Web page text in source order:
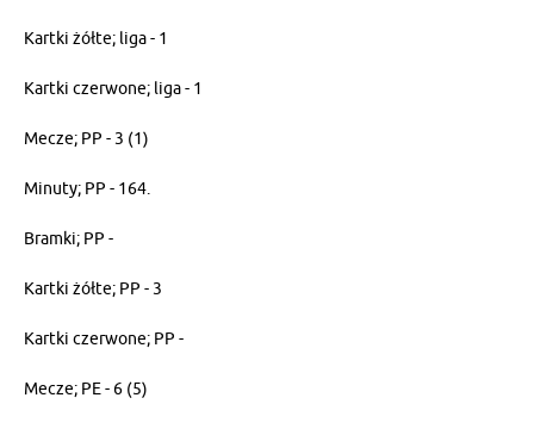
Kartki żółte; liga - 1
Kartki czerwone; liga - 1
Mecze; PP - 3 (1)
Minuty; PP - 164.
Bramki; PP -
Kartki żółte; PP - 3
Kartki czerwone; PP -
Mecze; PE - 6 (5)